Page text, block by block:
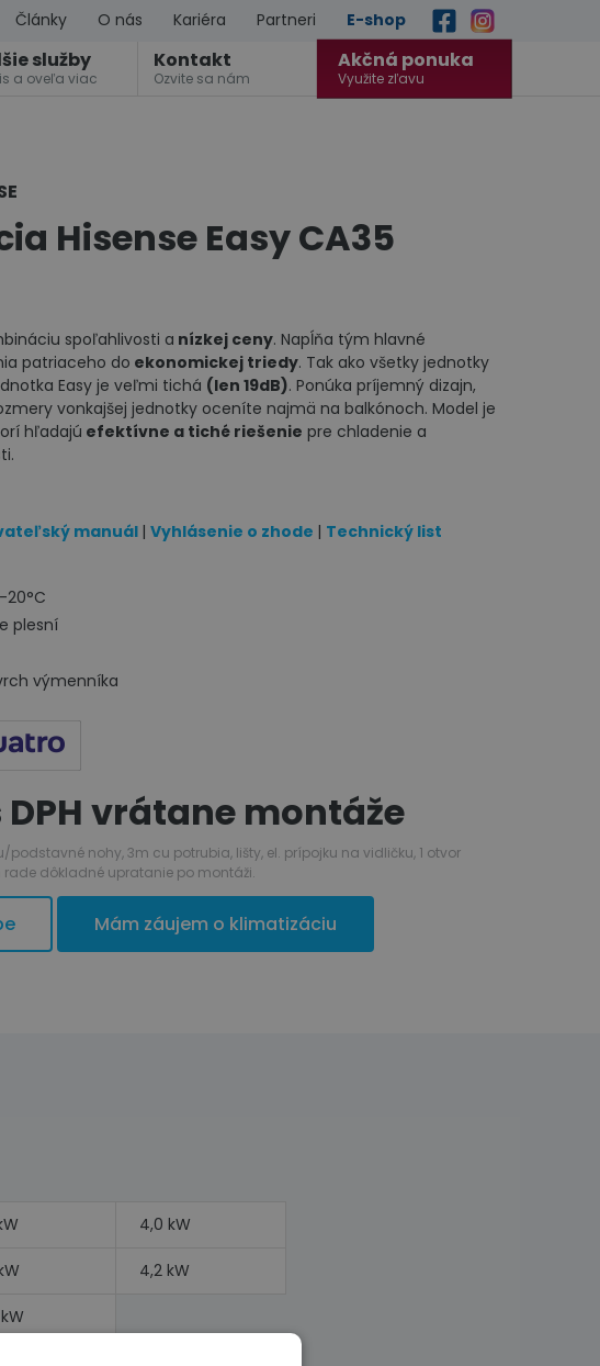
Články O nás Kariéra Partneri E-shop
služby
a oveľa viac
Kontakt
Ozvite sa nám
Akčná ponuka
Využite zľavu
Hisense Easy CA35
spoľahlivosti a nízkej ceny. Napĺňa tým hlavné
patriaceho do ekonomickej triedy. Tak ako všetky jednotky
Easy je veľmi tichá (len 19dB). Ponúka príjemný dizajn,
vonkajšej jednotky oceníte najmä na balkónoch. Model je
hľadajú efektívne a tiché riešenie pre chladenie a
manuál |Vyhlásenie o zhode | Technický list
20°C
plesní
výmenníka
DPH vrátane montáže
podstavné nohy, 3m cu potrubia, lišty, el. prípojku na vidličku, 1 otvor
dôkladné upratanie po montáži.
Mám záujem o klimatizáciu
4,0 kW
4,2 kW